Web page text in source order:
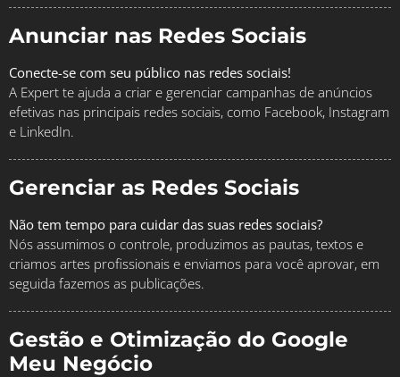
Anunciar nas Redes Sociais
Conecte-se com seu público nas redes sociais!
A Expert te ajuda a criar e gerenciar campanhas de anúncios
efetivas nas principais redes sociais, como Facebook, Instagram
e LinkedIn.
Gerenciar as Redes Sociais
Não tem tempo para cuidar das suas redes sociais?
Nós assumimos o controle, produzimos as pautas, textos e
criamos artes profissionais e enviamos para você aprovar, em
seguida fazemos as publicações.
Gestão e Otimização do Google
Meu Negócio